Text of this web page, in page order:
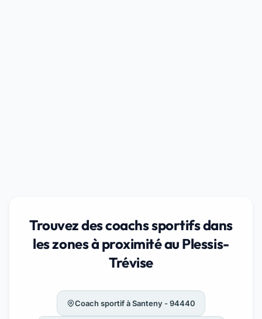
Trouvez des coachs sportifs dans
les zones à proximité au Plessis-
Trévise
Coach sportif à Santeny - 94440